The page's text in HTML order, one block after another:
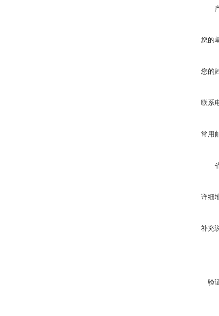
您的
您的
联系
常用
详细
补充
验